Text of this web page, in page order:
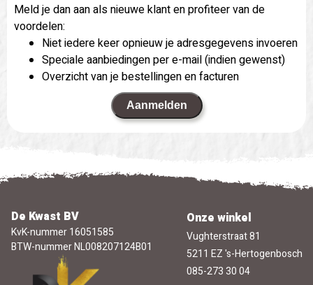
Meld je dan aan als nieuwe klant en profiteer van de
voordelen:
Niet iedere keer opnieuw je adresgegevens invoeren
Speciale aanbiedingen per e-mail (indien gewenst)
Overzicht van je bestellingen en facturen
Aanmelden
De Kwast BV
KvK-nummer 16051585
BTW-nummer NL008207124B01
Onze winkel
Vughterstraat 81
5211 EZ 's-Hertogenbosch
085-273 30 04